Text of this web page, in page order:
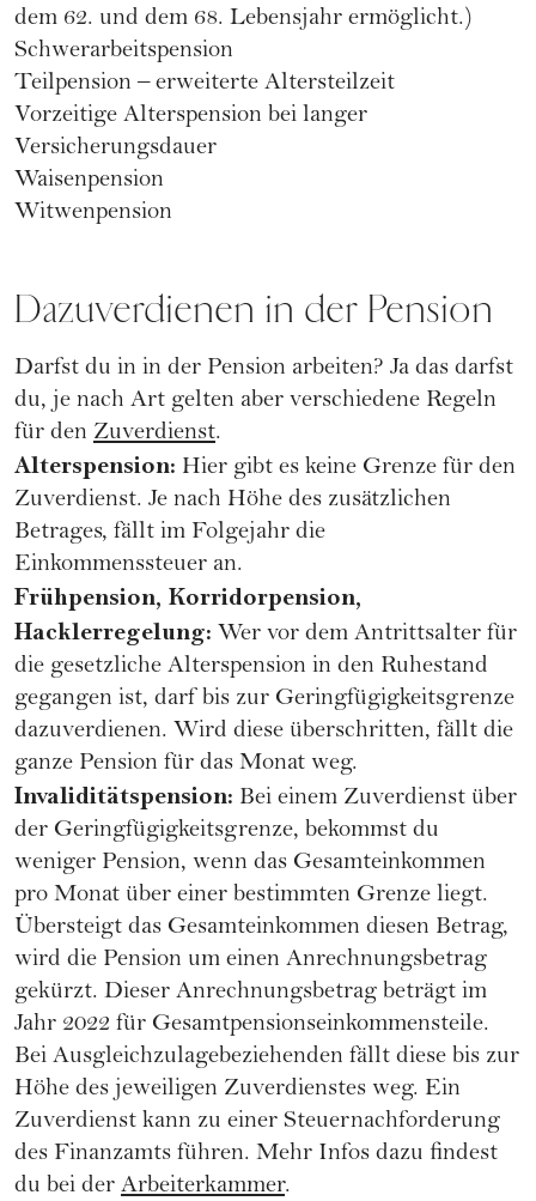
dem 62. und dem 68. Lebensjahr ermöglicht.)
Schwerarbeitspension
Teilpension – erweiterte Altersteilzeit
Vorzeitige Alterspension bei langer
Versicherungsdauer
Waisenpension
Witwenpension
Dazuverdienen in der Pension
Darfst du in in der Pension arbeiten? Ja das darfst
du, je nach Art gelten aber verschiedene Regeln
für den Zuverdienst.
Alterspension: Hier gibt es keine Grenze für den
Zuverdienst. Je nach Höhe des zusätzlichen
Betrages, fällt im Folgejahr die
Einkommenssteuer an.
Frühpension, Korridorpension,
Hacklerregelung: Wer vor dem Antrittsalter für
die gesetzliche Alterspension in den Ruhestand
gegangen ist, darf bis zur Geringfügigkeitsgrenze
dazuverdienen. Wird diese überschritten, fällt die
ganze Pension für das Monat weg.
Invaliditätspension: Bei einem Zuverdienst über
der Geringfügigkeitsgrenze, bekommst du
weniger Pension, wenn das Gesamteinkommen
pro Monat über einer bestimmten Grenze liegt.
Übersteigt das Gesamteinkommen diesen Betrag,
wird die Pension um einen Anrechnungsbetrag
gekürzt. Dieser Anrechnungsbetrag beträgt im
Jahr 2022 für Gesamtpensionseinkommensteile.
Bei Ausgleichzulagebeziehenden fällt diese bis zur
Höhe des jeweiligen Zuverdienstes weg. Ein
Zuverdienst kann zu einer Steuernachforderung
des Finanzamts führen. Mehr Infos dazu findest
du bei der Arbeiterkammer.